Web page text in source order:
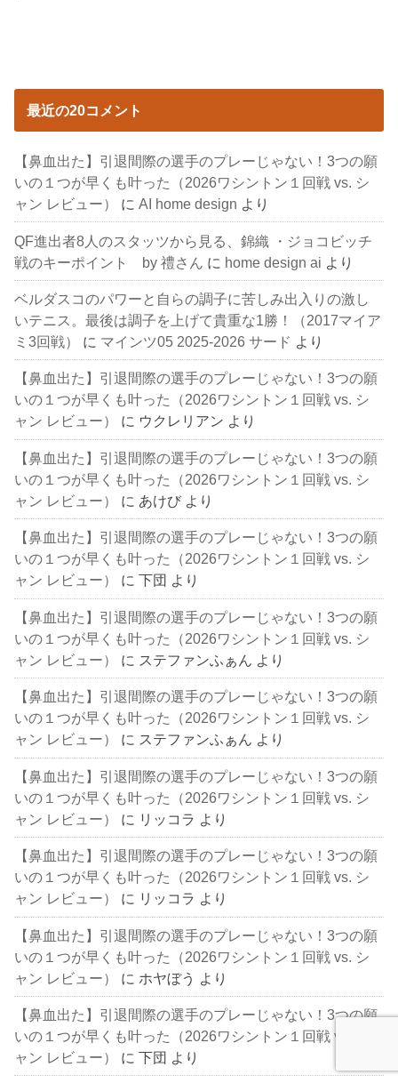
最近の20コメント
【鼻血出た】引退間際の選手のプレーじゃない！3つの願
いの１つが早くも叶った（2026ワシントン１回戦 vs. シ
ャン レビュー）
にAI home design より
QF進出者8人のスタッツから見る、錦織 ・ジョコビッチ
戦のキーポイント by 禮さん
に home design ai より
ベルダスコのパワーと自らの調子に苦しみ出入りの激し
いテニス。最後は調子を上げて貴重な1勝！（2017マイア
ミ3回戦）
に マインツ05 2025-2026 サード より
【鼻血出た】引退間際の選手のプレーじゃない！3つの願
いの１つが早くも叶った（2026ワシントン１回戦 vs. シ
ャン レビュー）
に ウクレリアン より
【鼻血出た】引退間際の選手のプレーじゃない！3つの願
いの１つが早くも叶った（2026ワシントン１回戦 vs. シ
ャン レビュー）
に あけび より
【鼻血出た】引退間際の選手のプレーじゃない！3つの願
いの１つが早くも叶った（2026ワシントン１回戦 vs. シ
ャン レビュー）
に下団 より
【鼻血出た】引退間際の選手のプレーじゃない！3つの願
いの１つが早くも叶った（2026ワシントン１回戦 vs. シ
ャン レビュー）
に ステファンふぁん より
【鼻血出た】引退間際の選手のプレーじゃない！3つの願
いの１つが早くも叶った（2026ワシントン１回戦 vs. シ
ャン レビュー）
に ステファンふぁん より
【鼻血出た】引退間際の選手のプレーじゃない！3つの願
いの１つが早くも叶った（2026ワシントン１回戦 vs. シ
ャン レビュー）
に リッコラ より
【鼻血出た】引退間際の選手のプレーじゃない！3つの願
いの１つが早くも叶った（2026ワシントン１回戦 vs. シ
ャン レビュー）
に リッコラ より
【鼻血出た】引退間際の選手のプレーじゃない！3つの願
いの１つが早くも叶った（2026ワシントン１回戦 vs. シ
ャン レビュー）
に ホヤぼう より
【鼻血出た】引退間際の選手のプレーじゃない！3つの願
いの１つが早くも叶った（2026ワシントン１回戦 vs. シ
ャン レビュー）
に下団 より